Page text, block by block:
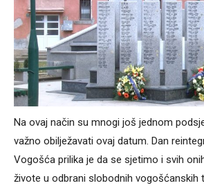
Na ovaj način su mnogi još jednom
važno obilježavati ovaj datum. Dan
Vogošća prilika je da se sjetimo i svih
živote u odbrani slobodnih vogošćanskih